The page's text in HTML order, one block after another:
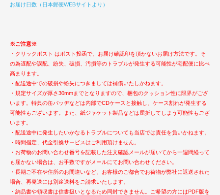
お届け日数（日本郵便WEBサイトより）
※ご注意※
・クリックポスト はポスト投函で、お届け確認印を頂かないお届け方法です。そ
の為遅配や誤配、紛失、破損、汚損等のトラブルが発生する可能性が宅配便に比べ
高まります。
・配送途中での破損や紛失につきましては補償いたしかねます。
・規定サイズが厚さ30mmまでとなりますので、梱包のクッション性に限界がござ
います。特典の缶バッヂなどは内部でCDケースと接触し、ケース割れが発生する
可能性もございます。また、紙ジャケット製品などは屈折してしまう可能性もござ
います。
・配送途中に発生したいかなるトラブルについても当店では責任を負いかねます。
・時間指定、代金引換サービスはご利用頂けません。
・お荷物のお問い合わせ番号を記載した注文確認メールが届いてから一週間経って
も届かない場合は、お手数ですがメールにてお問い合わせください。
・長期ご不在や住所のお間違いなど、お客様のご都合でお荷物が弊社に返送された
場合、再発送には別途送料をご請求いたします。
・納品書や領収書は信書扱いとなるため同封できません。ご希望の方にはPDF版を